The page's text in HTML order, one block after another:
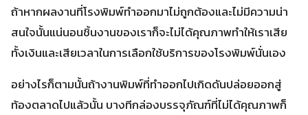
ถ้าหากผลงานที่โรงพิมพ์ทำออกมาไม่ถูกต้องและไม่มีความน่า
สนใจนั้นแน่นอนชิ้นงานของเราก็จะไม่ได้คุณภาพทำให้เราเสีย
ทั้งเงินและเสียเวลาในการเลือกใช้บริการของโรงพิมพ์นั่นเอง
อย่างไรก็ตามนั้นถ้างานพิมพ์ที่ทำออกไปเกิดดันปล่อยออกสู่
ท้องตลาดไปแล้วนั้น บางทีกล่องบรรจุภัณฑ์ที่ไม่ได้คุณภาพก็